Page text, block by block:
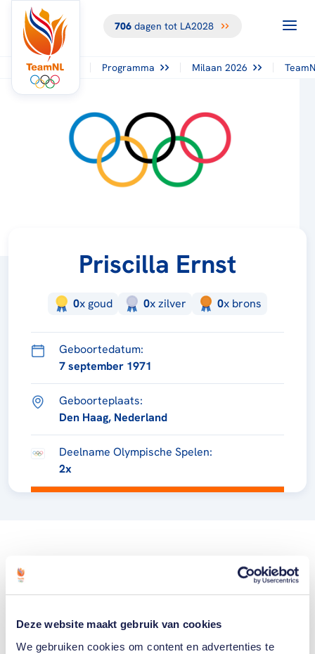
Deze website maakt gebruik van cookies
We gebruiken cookies om content en advertenties te
706dagen tot LA2028
Programma Milaan 2026
Priscilla Ernst
0x goud 0xzilver 0x brons
Geboortedatum:
7 september 1971
Geboorteplaats:
Den Haag, Nederland
Deelname Olympische Spelen:
2x